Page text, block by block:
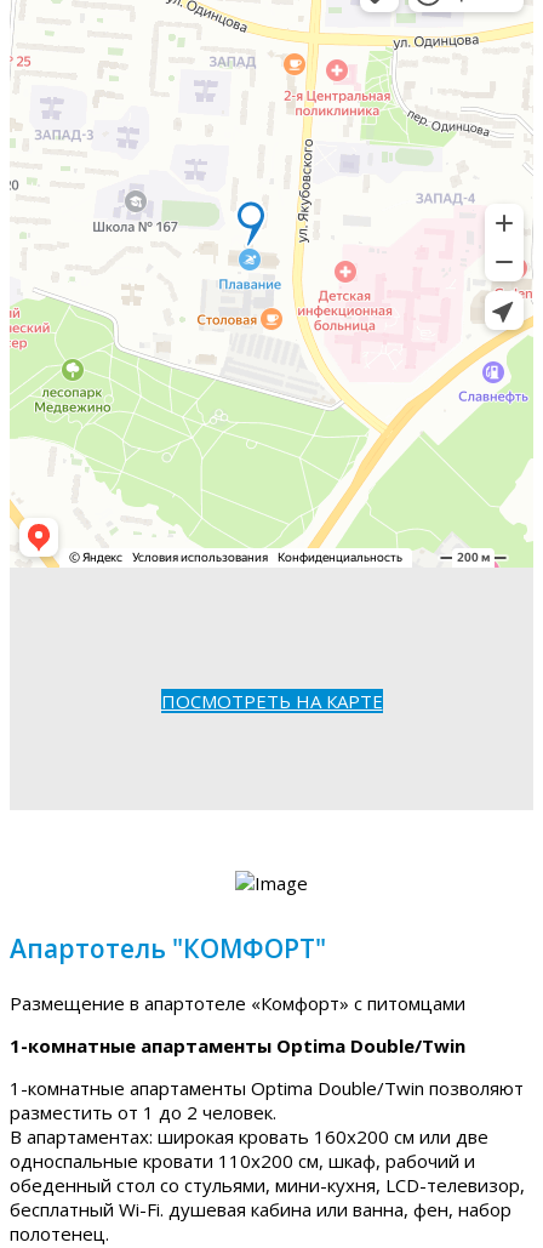
ПОСМОТРЕТЬ НА КАРТЕ
Апартотель "КОМФОРТ"
Размещение в апартотеле «Комфорт» с питомцами
1-комнатные апартаменты Optima Double/Twin
1-комнатные апартаменты Optima Double/Twin позволяют
разместить от 1 до 2 человек.
В апартаментах: широкая кровать 160х200 см или две
односпальные кровати 110х200 см, шкаф, рабочий и
обеденный стол со стульями, мини-кухня, LCD-телевизор,
бесплатный Wi-Fi. душевая кабина или ванна, фен, набор
полотенец.